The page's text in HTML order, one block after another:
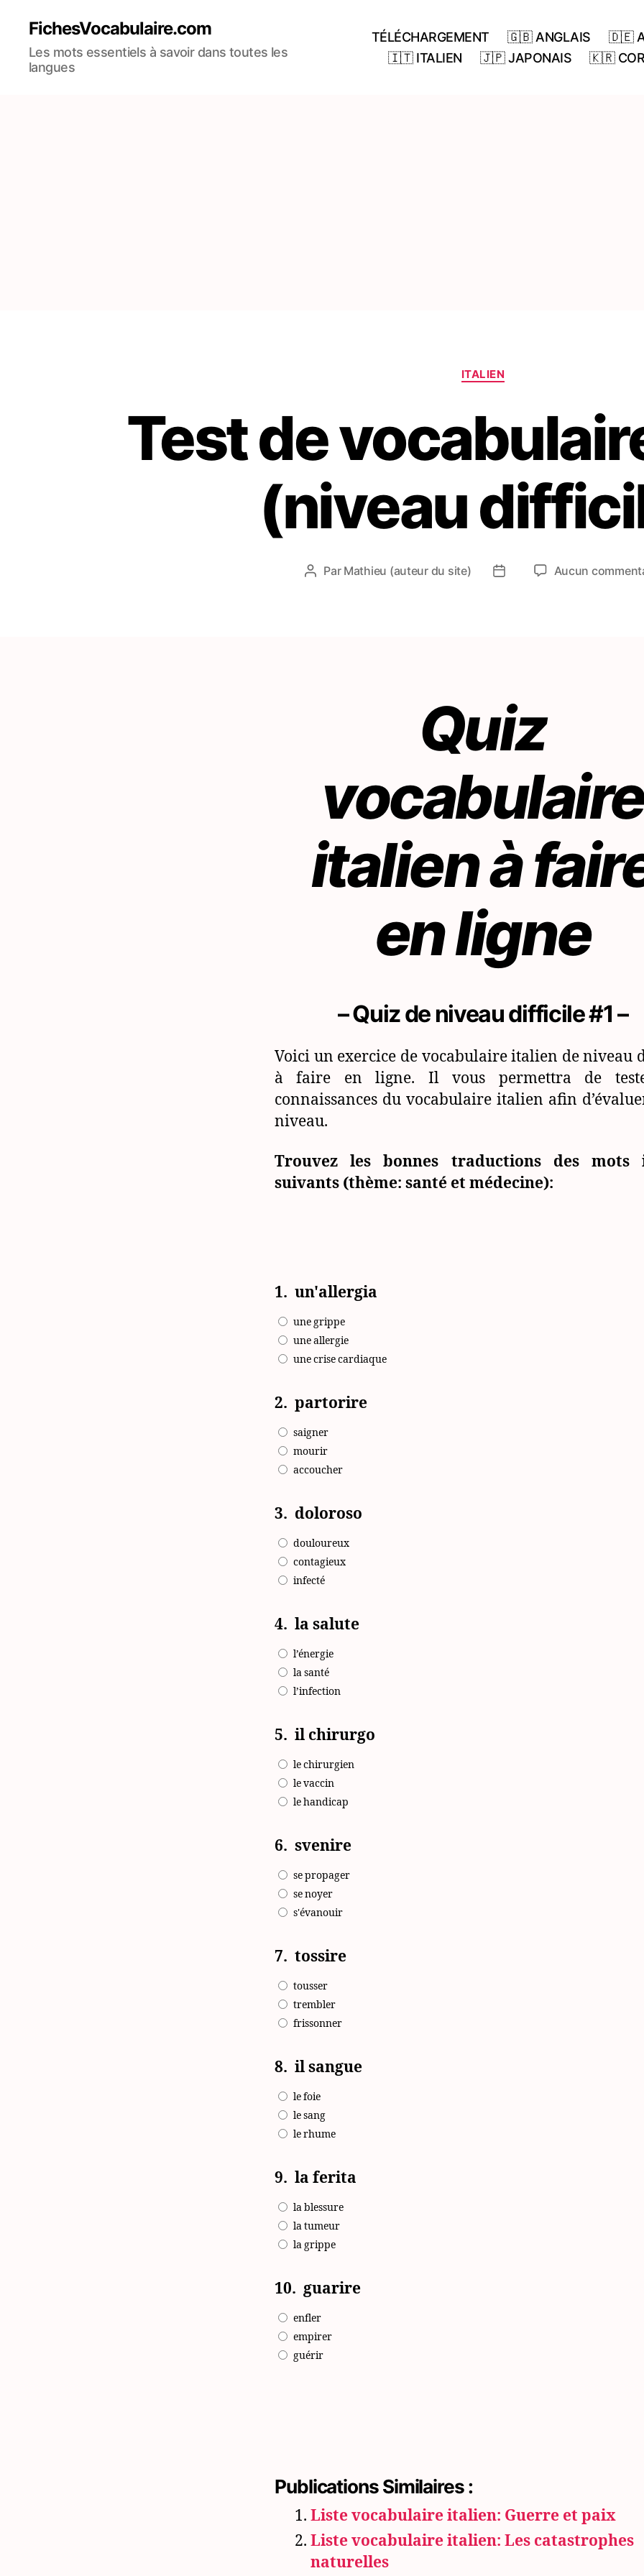
FichesVocabulaire.com
Les mots essentiels à savoir dans toutes les
langues
TÉLÉCHARGEMENT 🇬🇧 ANGLAIS 🇩🇪
🇮🇹 ITALIEN
🇯🇵 JAPONAIS 🇰🇷
Catégories
ITALIEN
Test de
(niveau
Auteur
Par Mathieu (auteur du site)
Date
Aucun
Quiz
vocabulaire
italien à
en ligne
– Quiz de niveau difficile #1 –
Voici un exercice de vocabulaire italien de niveau
à faire en ligne. Il vous permettra de
connaissances du vocabulaire italien afin
niveau.
Trouvez les bonnes traductions des mots
suivants (thème: santé et médecine):
1. un'allergia
une grippe
une allergie
une crise cardiaque
2. partorire
saigner
mourir
accoucher
3. doloroso
douloureux
contagieux
infecté
4. la salute
l’énergie
la santé
l’infection
5. il chirurgo
le chirurgien
le vaccin
le handicap
6. svenire
se propager
se noyer
s'évanouir
7. tossire
tousser
trembler
frissonner
8. il sangue
le foie
le sang
le rhume
9. la ferita
la blessure
la tumeur
la grippe
10. guarire
enfler
empirer
guérir
Publications Similaires :
Liste vocabulaire italien: Guerre et paix
Liste vocabulaire italien: Les catastrophes
naturelles